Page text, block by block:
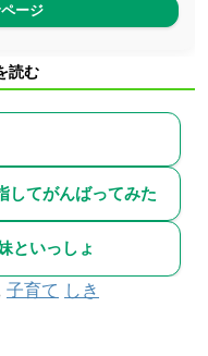
ージ
読む
してがんばってみた
といっしょ
子育て しき